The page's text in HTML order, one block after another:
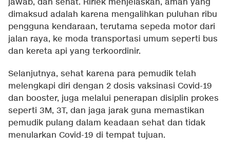
jawab, dan sehat. Ririek menjelaskan, aman yang
dimaksud adalah karena mengalihkan puluhan ribu
pengguna kendaraan, terutama sepeda motor dari
jalan raya, ke moda transportasi umum seperti bus
dan kereta api yang terkoordinir.
Selanjutnya, sehat karena para pemudik telah
melengkapi diri dengan 2 dosis vaksinasi Covid-19
dan booster, juga melalui penerapan disiplin prokes
seperti 3M, 3T, dan jaga jarak guna memastikan
pemudik pulang dalam keadaan sehat dan tidak
menularkan Covid-19 di tempat tujuan.